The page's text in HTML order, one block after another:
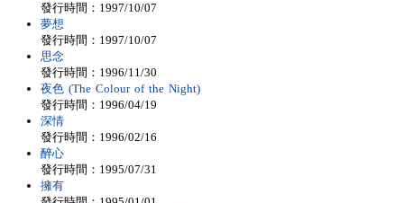
發行時間：1997/10/07
夢想
發行時間：1997/10/07
思念
發行時間：1996/11/30
夜色 (The Colour of the Night)
發行時間：1996/04/19
深情
發行時間：1996/02/16
醉心
發行時間：1995/07/31
擁有